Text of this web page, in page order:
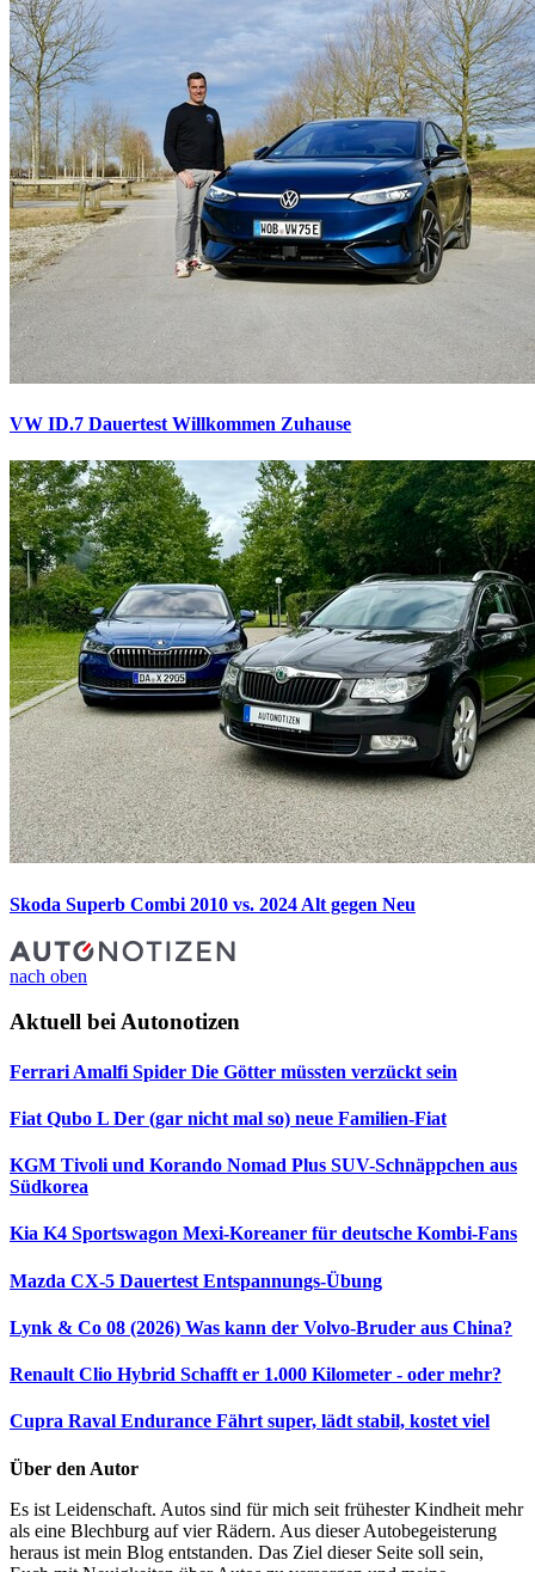
VW ID.7 Dauertest Willkommen Zuhause
Skoda Superb Combi 2010 vs. 2024 Alt gegen Neu
nach oben
Aktuell bei Autonotizen
Ferrari Amalfi Spider Die Götter müssten verzückt sein
Fiat Qubo L Der (gar nicht mal so) neue Familien-Fiat
KGM Tivoli und Korando Nomad Plus SUV-Schnäppchen aus
Südkorea
Kia K4 Sportswagon Mexi-Koreaner für deutsche Kombi-Fans
Mazda CX-5 Dauertest Entspannungs-Übung
Lynk & Co 08 (2026) Was kann der Volvo-Bruder aus China?
Renault Clio Hybrid Schafft er 1.000 Kilometer - oder mehr?
Cupra Raval Endurance Fährt super, lädt stabil, kostet viel
Über den Autor
Es ist Leidenschaft. Autos sind für mich seit frühester Kindheit mehr
als eine Blechburg auf vier Rädern. Aus dieser Autobegeisterung
heraus ist mein Blog entstanden. Das Ziel dieser Seite soll sein,